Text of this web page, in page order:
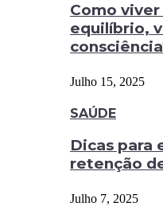
Como
equilíbrio,
Julho 15, 2025
SAÚDE
Dicas para
retenção
Julho 7, 2025